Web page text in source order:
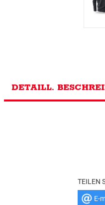
DETAILL.
TEILEN
E-